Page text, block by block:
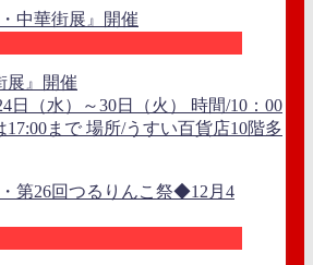
展』開催
日（水）～30日（火） 時間/10：00
まで 場所/うすい百貨店10階多